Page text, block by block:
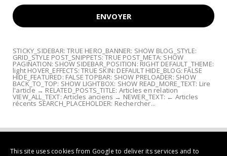
STICKY_SIDEBAR: TRUE HERO_BANNER: SHOW BLOG_STYLE:
GRID_STYLE POST_SNIPPETS: TRUE POST_META: SHOW
PAGINATION: SHOW SIDEBAR_POSITION: RIGHT DEFAULT_THEME:
light HOVER_EFFECTS: TRUE SKIN: DEFAULT HIDE_BLOG: FALSE
HIDE_FEATURED: FALSE TOPBAR: SHOW PRELOADER: SHOW
BACK_TO_TOP: SHOW LIGHTBOX: SHOW READ_MORE_TEXT: Lire
l'article → RELATED_POSTS_TITLE: Articles en relation
VIEW_ALL_TEXT: Articles anciens → NEWER_TEXT: ← Articles
récents SEARCH_PLACEHOLDER: Rechercher...
This site uses cookies from Google to deliver its services and to